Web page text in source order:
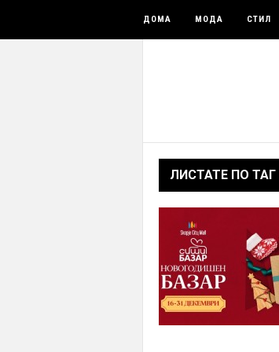
ДОМА МОДА СТИЛ
ЛИСТАТЕ ПО ТАГ